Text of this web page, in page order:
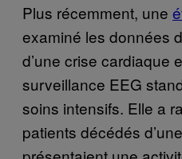
Plus récemment, une
examiné les données
d’une crise cardiaque
surveillance EEG
soins intensifs. Elle a
patients décédés